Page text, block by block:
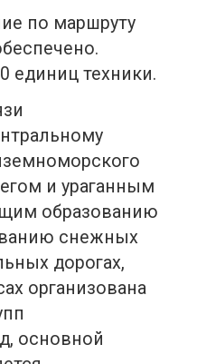
по маршруту
единиц техники.
и ураганным
образованию
снежных
дорогах,
организована
основной